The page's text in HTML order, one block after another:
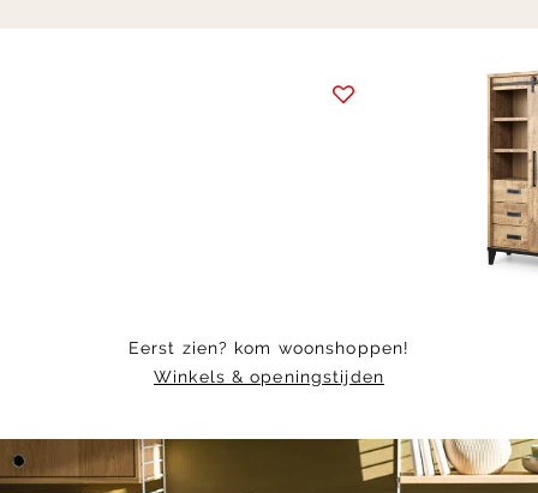
Eerst zien? kom woonshoppen!
Winkels & openingstijden